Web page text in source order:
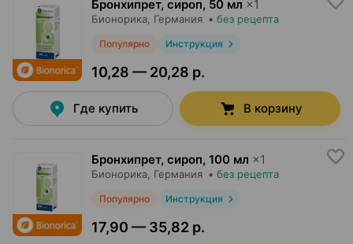
Бронхипрет, сироп, 50 мл ×1
Бионорика , Германия • без рецепта
Популярно Инструкция
10,28 — 20,28 р.
Где купить В корзину
Бронхипрет, сироп, 100 мл ×1
Бионорика , Германия • без рецепта
Популярно Инструкция
17,90 — 35,82 р.